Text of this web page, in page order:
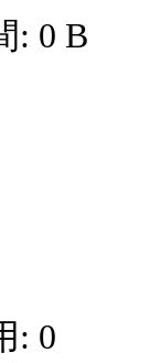
: 0 B
: 0